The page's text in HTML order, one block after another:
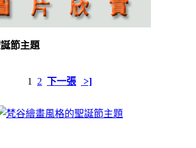
節主題
1 2 下一張 >]